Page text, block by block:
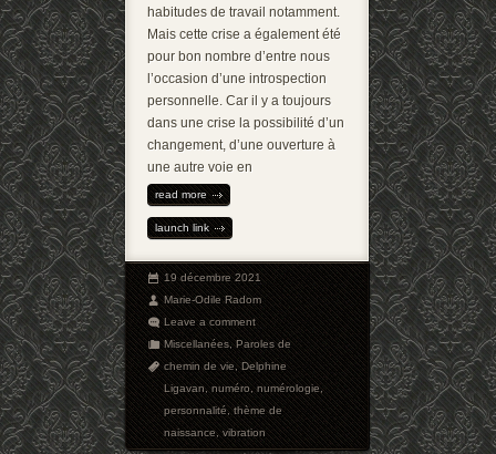
habitudes de travail notamment.
Mais cette crise a également été
pour bon nombre d’entre nous
l’occasion d’une introspection
personnelle. Car il y a toujours
dans une crise la possibilité d’un
changement, d’une ouverture à
une autre voie en
read more
launch link
19 décembre 2021
Marie-Odile Radom
Leave a comment
Miscellanées,Paroles de
chemin de vie,Delphine
Ligavan,numéro,numérologie,
personnalité,thème de
naissance,vibration